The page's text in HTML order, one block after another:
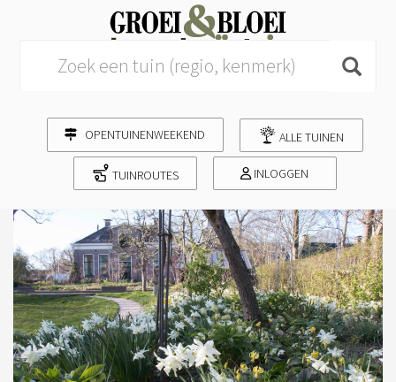
OPENTUINENWEEKEND ALLE TUINEN
TUINROUTES INLOGGEN